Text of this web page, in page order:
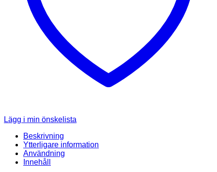
Lägg i min önskelista
Beskrivning
Ytterligare information
Användning
Innehåll